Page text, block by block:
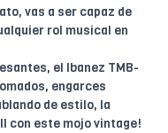
vas a ser capaz de
rol musical en
el Ibanez TMB-
engarces
de estilo, la
con este mojo vintage!